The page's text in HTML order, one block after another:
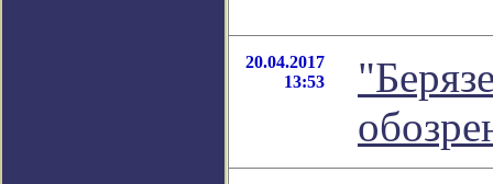
20.04.2017
13:53